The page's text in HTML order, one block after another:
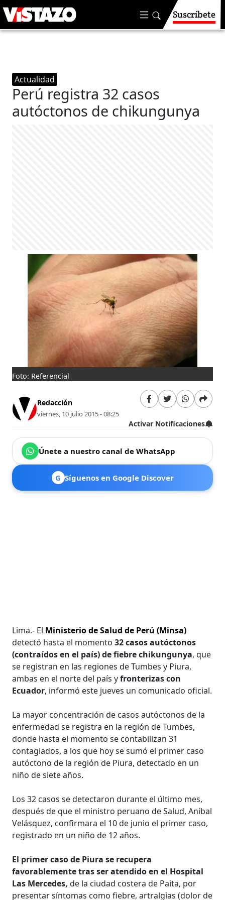
Suscríbete
Actualidad
Perú registra 32 casos
autóctonos de chikungunya
Foto: Referencial
Redacción
viernes, 10 julio 2015 - 08:25
Activar Notificaciones
Únete a nuestro canal de WhatsApp
G Síguenos en Google Discover
Lima.- El Ministerio de Salud de Perú (Minsa)
detectó hasta el momento32 casos autóctonos
(contraídos en el país) de fiebre chikungunya, que
se registran en las regiones de Tumbes y Piura,
ambas en el norte del país yfronterizas con
Ecuador, informó este jueves un comunicado oficial.
La mayor concentración de casos autóctonos de la
enfermedad se registra en la región de Tumbes,
donde hasta el momento se contabilizan 31
contagiados, a los que hoy se sumó el primer caso
autóctono de la región de Piura, detectado en un
niño de siete años.
Los 32 casos se detectaron durante el último mes,
después de que el ministro peruano de Salud, Aníbal
Velásquez, confirmara el 10 de junio el primer caso,
registrado en un niño de 12 años.
El primer caso de Piura se recupera
favorablemente tras ser atendido en el Hospital
Las Mercedes, de la ciudad costera de Paita, por
presentar síntomas como fiebre, artralgias (dolor de